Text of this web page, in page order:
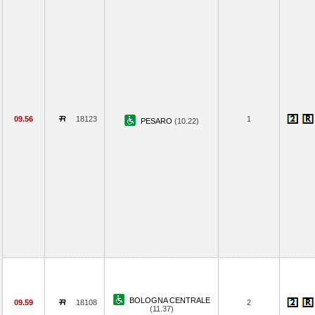
09.56 18123 PESARO (10.22) 1
09.59 18108
BOLOGNA CENTRALE
(11.37)
2